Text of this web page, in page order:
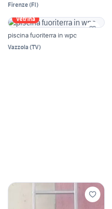
Firenze(FI)
Vetrina
piscina fuoriterra in wpc
Vazzola (TV)